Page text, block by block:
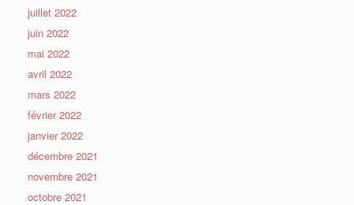
juillet 2022
juin 2022
mai 2022
avril 2022
mars 2022
février 2022
janvier 2022
décembre 2021
novembre 2021
octobre 2021